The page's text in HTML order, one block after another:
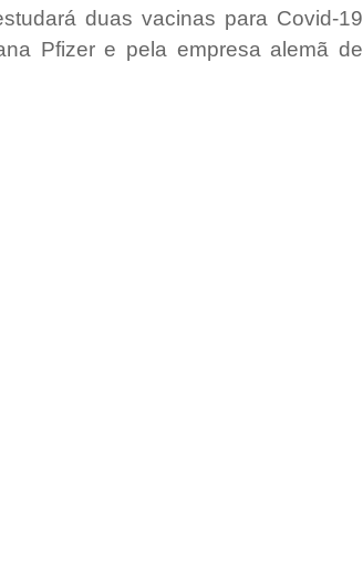
duas vacinas para Covid-19
Pfizer e pela empresa alemã de